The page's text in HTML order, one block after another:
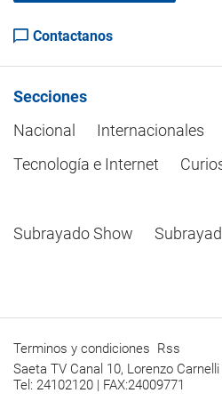
Contactanos
Secciones
Nacional
Internacionales
Tecnología e Internet
Subrayado Show
Terminos y condiciones Rss
Saeta TV Canal 10, Lorenzo
Tel: 24102120 | FAX:24009771